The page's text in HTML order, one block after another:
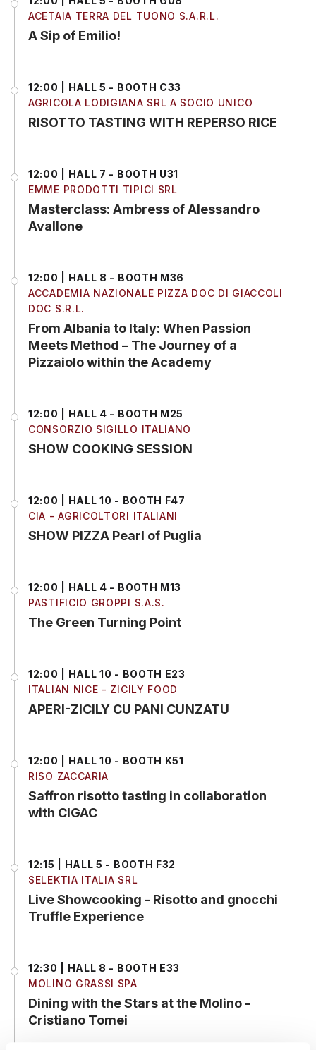
ACETAIA TERRA DEL TUONO S.A.R.L.
A Sip of Emilio!
12:00 | HALL 5 - BOOTH C33
AGRICOLA LODIGIANA SRL A SOCIO UNICO
RISOTTO TASTING WITH REPERSO RICE
12:00 | HALL 7 - BOOTH U31
EMME PRODOTTI TIPICI SRL
Masterclass: Ambress of Alessandro
Avallone
12:00 | HALL 8 - BOOTH M36
ACCADEMIA NAZIONALE PIZZA DOC DI GIACCOLI
DOC S.R.L.
From Albania to Italy: When Passion
Meets Method – The Journey of a
Pizzaiolo within the Academy
12:00 | HALL 4 - BOOTH M25
CONSORZIO SIGILLO ITALIANO
SHOW COOKING SESSION
12:00 | HALL 10 - BOOTH F47
CIA - AGRICOLTORI ITALIANI
SHOW PIZZA Pearl of Puglia
12:00 | HALL 4 - BOOTH M13
PASTIFICIO GROPPI S.A.S.
The Green Turning Point
12:00 | HALL 10 - BOOTH E23
ITALIAN NICE - ZICILY FOOD
APERI-ZICILY CU PANI CUNZATU
12:00 | HALL 10 - BOOTH K51
RISO ZACCARIA
Saffron risotto tasting in collaboration
with CIGAC
12:15 | HALL 5 - BOOTH F32
SELEKTIA ITALIA SRL
Live Showcooking - Risotto and gnocchi
Truffle Experience
12:30 | HALL 8 - BOOTH E33
MOLINO GRASSI SPA
Dining with the Stars at the Molino -
Cristiano Tomei